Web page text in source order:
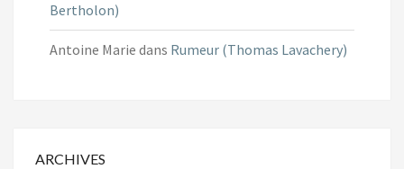
Bertholon)
Antoine Marie dans Rumeur (Thomas Lavachery)
ARCHIVES